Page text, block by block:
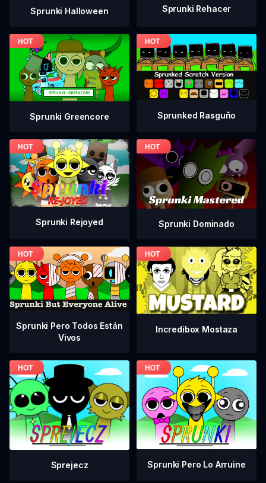
Sprunki Halloween Sprunki Rehacer
Sprunki Greencore Sprunked Rasguño
Sprunki Rejoyed Sprunki Dominado
Sprunki Pero Todos Están
Vivos
Incredibox Mostaza
Sprejecz Sprunki Pero Lo Arruine